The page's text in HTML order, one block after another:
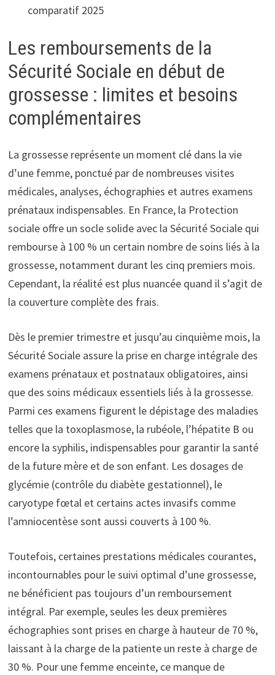
comparatif 2025
Les remboursements de la
Sécurité Sociale en début de
grossesse : limites et besoins
complémentaires
La grossesse représente un moment clé dans la vie
d’une femme, ponctué par de nombreuses visites
médicales, analyses, échographies et autres examens
prénataux indispensables. En France, la Protection
sociale offre un socle solide avec la Sécurité Sociale qui
rembourse à 100 % un certain nombre de soins liés à la
grossesse, notamment durant les cinq premiers mois.
Cependant, la réalité est plus nuancée quand il s’agit de
la couverture complète des frais.
Dès le premier trimestre et jusqu’au cinquième mois, la
Sécurité Sociale assure la prise en charge intégrale des
examens prénataux et postnataux obligatoires, ainsi
que des soins médicaux essentiels liés à la grossesse.
Parmi ces examens figurent le dépistage des maladies
telles que la toxoplasmose, la rubéole, l’hépatite B ou
encore la syphilis, indispensables pour garantir la santé
de la future mère et de son enfant. Les dosages de
glycémie (contrôle du diabète gestationnel), le
caryotype fœtal et certains actes invasifs comme
l’amniocentèse sont aussi couverts à 100 %.
Toutefois, certaines prestations médicales courantes,
incontournables pour le suivi optimal d’une grossesse,
ne bénéficient pas toujours d’un remboursement
intégral. Par exemple, seules les deux premières
échographies sont prises en charge à hauteur de 70 %,
laissant à la charge de la patiente un reste à charge de
30 %. Pour une femme enceinte, ce manque de